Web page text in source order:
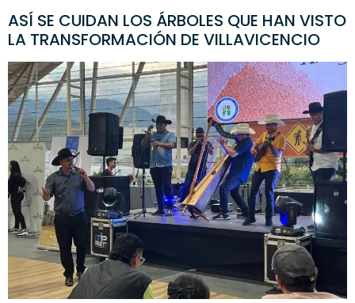
ASÍ SE CUIDAN LOS ÁRBOLES QUE HAN VISTO
LA TRANSFORMACIÓN DE VILLAVICENCIO